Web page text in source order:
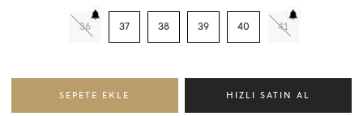
36 37 38 39 40 41